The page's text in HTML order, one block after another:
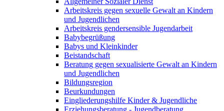
Arbeitskreis gegen sexuelle Gewalt an Kindern
und Jugendlichen
Arbeitskreis gendersensible Jugendarbeit
Babybegrüßung
Babys und Kleinkinder
Beistandschaft
Beratung gegen sexualisierte Gewalt an Kindern
und Jugendlichen
Bildungsregion
Beurkundungen
Eingliederungshilfe Kinder & Jugendliche
Erziehungsberatung - Jugendberatung